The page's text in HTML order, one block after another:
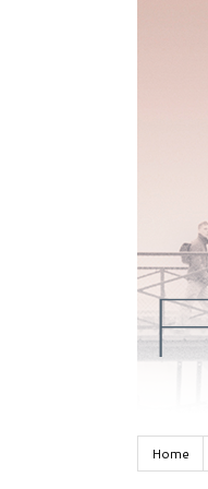
Home